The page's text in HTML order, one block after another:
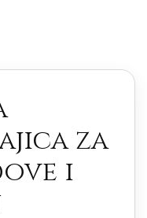
za
i